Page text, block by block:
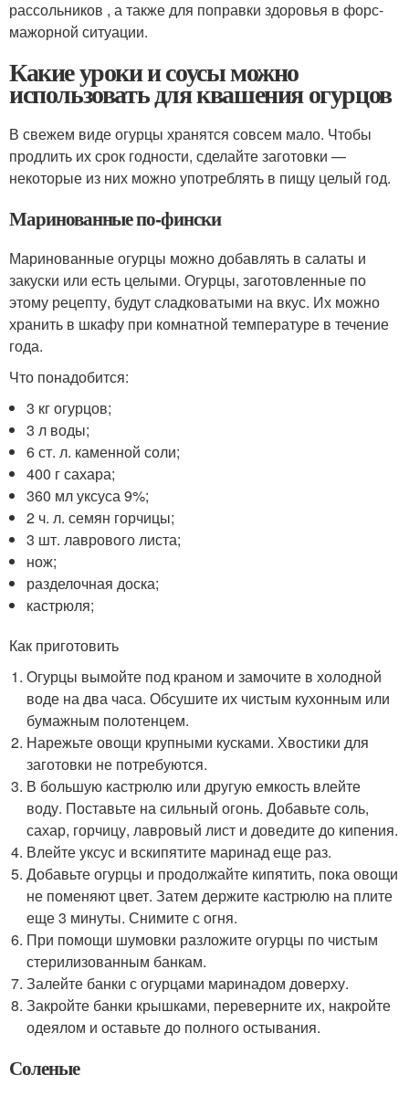
рассольников , а также для поправки здоровья в форс-
мажорной ситуации.
Какие уроки и соусы можно
использовать для квашения огурцов
В свежем виде огурцы хранятся совсем мало. Чтобы
продлить их срок годности, сделайте заготовки —
некоторые из них можно употреблять в пищу целый год.
Маринованные по-фински
Маринованные огурцы можно добавлять в салаты и
закуски или есть целыми. Огурцы, заготовленные по
этому рецепту, будут сладковатыми на вкус. Их можно
хранить в шкафу при комнатной температуре в течение
года.
Что понадобится:
3 кг огурцов;
3 л воды;
6 ст. л. каменной соли;
400 г сахара;
360 мл уксуса 9%;
2 ч. л. семян горчицы;
3 шт. лаврового листа;
нож;
разделочная доска;
кастрюля;
Как приготовить
Огурцы вымойте под краном и замочите в холодной
воде на два часа. Обсушите их чистым кухонным или
бумажным полотенцем.
Нарежьте овощи крупными кусками. Хвостики для
заготовки не потребуются.
В большую кастрюлю или другую емкость влейте
воду. Поставьте на сильный огонь. Добавьте соль,
сахар, горчицу, лавровый лист и доведите до кипения.
Влейте уксус и вскипятите маринад еще раз.
Добавьте огурцы и продолжайте кипятить, пока овощи
не поменяют цвет. Затем держите кастрюлю на плите
еще 3 минуты. Снимите с огня.
При помощи шумовки разложите огурцы по чистым
стерилизованным банкам.
Залейте банки с огурцами маринадом доверху.
Закройте банки крышками, переверните их, накройте
одеялом и оставьте до полного остывания.
Соленые